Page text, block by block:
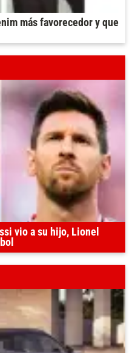
más favorecedor y que
vio a su hijo, Lionel